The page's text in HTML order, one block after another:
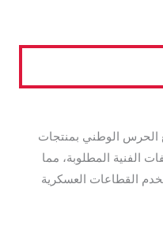
الحرس الوطني بمنتجات
الفنية المطلوبة، مما
القطاعات العسكرية